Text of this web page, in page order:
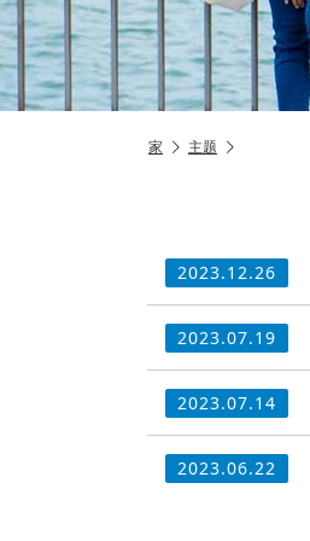
家 主题
2023.12.26
2023.07.19
2023.07.14
2023.06.22